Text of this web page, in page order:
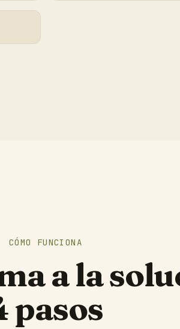
CÓMO FUNCIONA
a la
pasos